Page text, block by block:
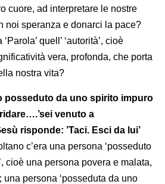
cuore, ad interpretare le nostre
noi speranza e donarci la pace?
quell’ ‘autorità’, cioè
vera, profonda, che porta
nostra vita?
posseduto da uno spirito impuro
venuto a
risponde: ’Taci. Esci da lui’
c’era una persona ‘posseduto
cioè una persona povera e malata,
persona ‘posseduta da uno